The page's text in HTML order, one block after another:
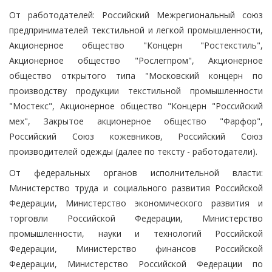
От работодателей: Российский Межрегиональный союз
предпринимателей текстильной и легкой промышленности,
Акционерное общество "Концерн "Ростекстиль",
Акционерное общество "Рослегпром", Акционерное
общество открытого типа "Московский концерн по
производству продукции текстильной промышленности
"Мостекс", Акционерное общество "Концерн "Российский
мех", Закрытое акционерное общество "Фарфор",
Российский Союз кожевников, Российский Союз
производителей одежды (далее по тексту - работодатели).
От федеральных органов исполнительной власти:
Министерство труда и социального развития Российской
Федерации, Министерство экономического развития и
торговли Российской Федерации, Министерство
промышленности, науки и технологий Российской
Федерации, Министерство финансов Российской
Федерации, Министерство Российской Федерации по